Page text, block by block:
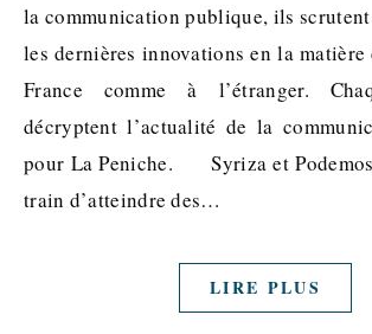
la communication publique, ils scrutent
les dernières innovations en la matière
France comme à l’étranger.
décryptent l’actualité de la
pour La Peniche. Syriza et
train d’atteindre des…
LIRE PLUS